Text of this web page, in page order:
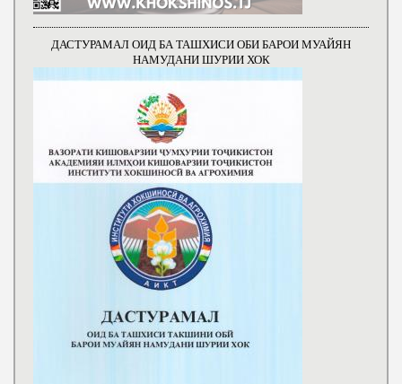
ДАСТУРАМАЛ ОИД БА ТАШХИСИ ОБИ БАРОИ МУАЙЯН
НАМУДАНИ ШУРИИ ХОК